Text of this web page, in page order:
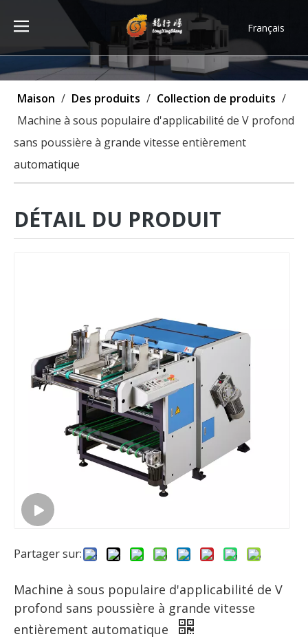
Français
Türk dili
ไทย
Deutsch
Português
Pусский
Maison / Des produits / Collection de produits /
Machine à sous populaire d'applicabilité de V profond
sans poussière à grande vitesse entièrement
automatique
DÉTAIL DU PRODUIT
Partager sur:
Machine à sous populaire d'applicabilité de V
profond sans poussière à grande vitesse
entièrement automatique